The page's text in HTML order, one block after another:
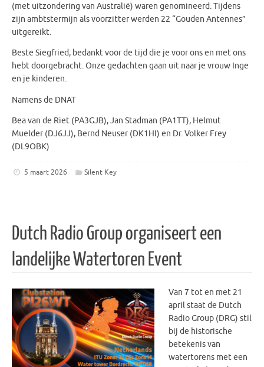
(met uitzondering van Australië) waren genomineerd. Tijdens
zijn ambtstermijn als voorzitter werden 22 “Gouden Antennes”
uitgereikt.
Beste Siegfried, bedankt voor de tijd die je voor ons en met ons
hebt doorgebracht. Onze gedachten gaan uit naar je vrouw Inge
en je kinderen.
Namens de DNAT
Bea van de Riet (PA3GJB), Jan Stadman (PA1TT), Helmut
Muelder (DJ6JJ), Bernd Neuser (DK1HI) en Dr. Volker Frey
(DL9OBK)
5 maart 2026 Silent Key
Dutch Radio Group organiseert een
landelijke Watertoren Event
Van 7 tot en met 21
april staat de Dutch
Radio Group (DRG) stil
bij de historische
betekenis van
watertorens met een